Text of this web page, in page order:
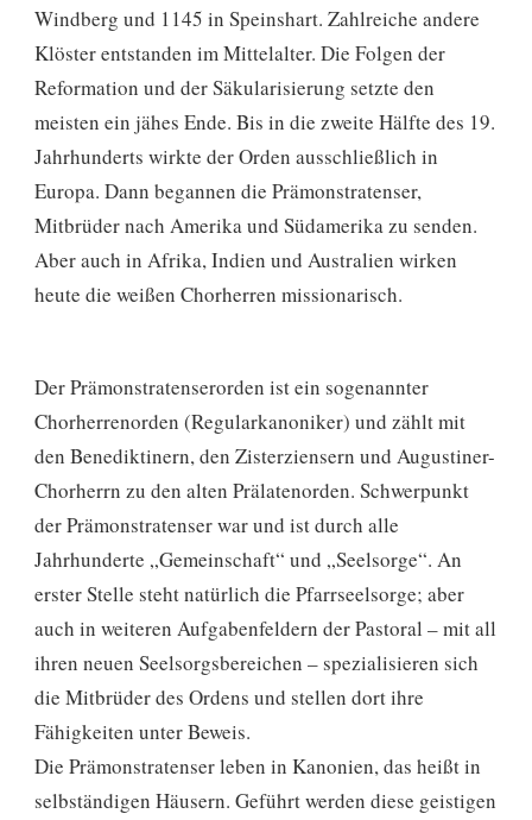
Windberg und 1145 in Speinshart. Zahlreiche andere
Klöster entstanden im Mittelalter. Die Folgen der
Reformation und der Säkularisierung setzte den
meisten ein jähes Ende. Bis in die zweite Hälfte des 19.
Jahrhunderts wirkte der Orden ausschließlich in
Europa. Dann begannen die Prämonstratenser,
Mitbrüder nach Amerika und Südamerika zu senden.
Aber auch in Afrika, Indien und Australien wirken
heute die weißen Chorherren missionarisch.
Der Prämonstratenserorden ist ein sogenannter
Chorherrenorden (Regularkanoniker) und zählt mit
den Benediktinern, den Zisterziensern und Augustiner-
Chorherrn zu den alten Prälatenorden. Schwerpunkt
der Prämonstratenser war und ist durch alle
Jahrhunderte „Gemeinschaft“ und „Seelsorge“. An
erster Stelle steht natürlich die Pfarrseelsorge; aber
auch in weiteren Aufgabenfeldern der Pastoral – mit all
ihren neuen Seelsorgsbereichen – spezialisieren sich
die Mitbrüder des Ordens und stellen dort ihre
Fähigkeiten unter Beweis.
Die Prämonstratenser leben in Kanonien, das heißt in
selbständigen Häusern. Geführt werden diese geistigen